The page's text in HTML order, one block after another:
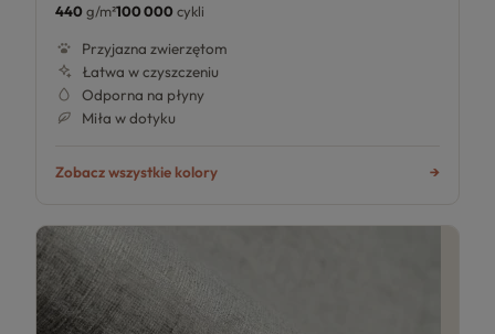
440g/m²100 000cykli
Przyjazna zwierzętom
Łatwa w czyszczeniu
Odporna na płyny
Miła w dotyku
Zobacz wszystkie kolory